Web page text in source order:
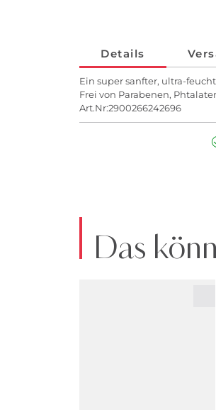
Details
Ein super sanfter, ultra-
Frei von Parabenen,
Art.Nr:2900266242696
Das